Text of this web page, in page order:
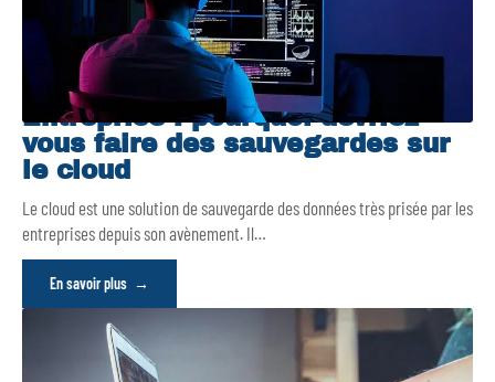
Entreprise : pourquoi devriez-
vous faire des sauvegardes sur
le cloud
Le cloud est une solution de sauvegarde des données très prisée par les
entreprises depuis son avènement. Il…
En savoir plus